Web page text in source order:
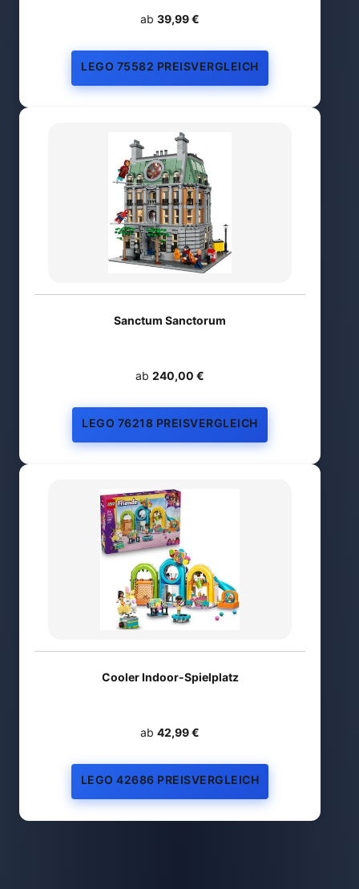
ab 39,99 €
LEGO 75582 PREISVERGLEICH
Sanctum Sanctorum
ab 240,00 €
LEGO 76218 PREISVERGLEICH
Cooler Indoor-Spielplatz
ab 42,99 €
LEGO 42686 PREISVERGLEICH